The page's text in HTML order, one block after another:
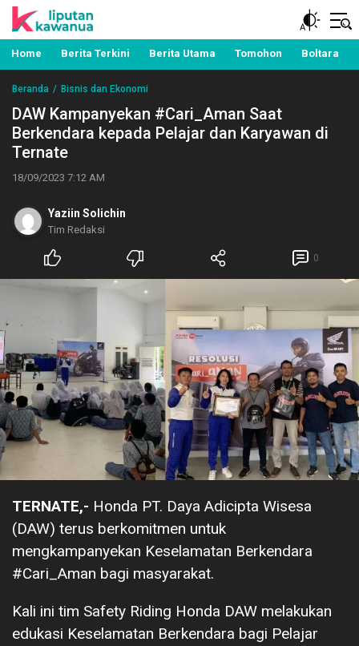
Liputan Kawanua
Berita Manado, Sulawesi Utara, Kawanua, Politik,
Pemerintahan, Hukum Kriminal dan Nasional
Home Berita Terkini Berita Utama Tomohon Boltara
Beranda Bisnis dan Ekonomi
DAW Kampanyekan #Cari_Aman Saat
Berkendara kepada Pelajar dan Karyawan di
Ternate
18/09/2023 7:12 AM
Yaziin Solichin
Tim Redaksi
0
TERNATE,- Honda PT. Daya Adicipta Wisesa
(DAW) terus berkomitmen untuk
mengkampanyekan Keselamatan Berkendara
#Cari_Aman bagi masyarakat.
Kali ini tim Safety Riding Honda DAW melakukan
edukasi Keselamatan Berkendara bagi Pelajar